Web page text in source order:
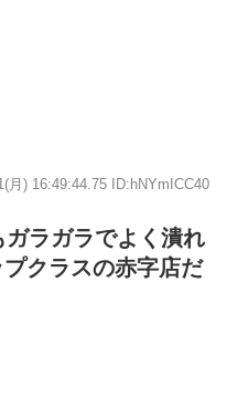
月) 16:49:44.75 ID:hNYmICC40
ラガラでよく潰れ
クラスの赤字店だ